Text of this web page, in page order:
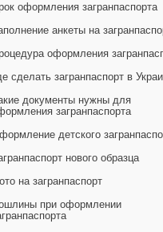
оформления загранпаспорта
анкеты на
оформления
сделать загранпаспорт в
документы нужны для
загранпаспорта
детского
нового образца
на загранпаспорт
при оформлении